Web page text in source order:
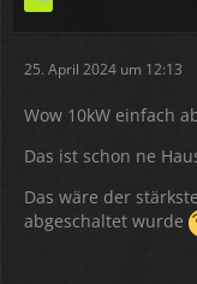
25. April 2024 um 12:13
Wow 10kW einfach
Das ist schon ne
Das wäre der
abgeschaltet wurde